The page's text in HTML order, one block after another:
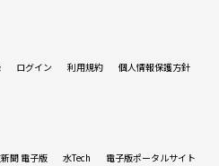
ログイン 利用規約
個人情報保護方針
聞 電子版 水Tech 電子版ポータルサイト